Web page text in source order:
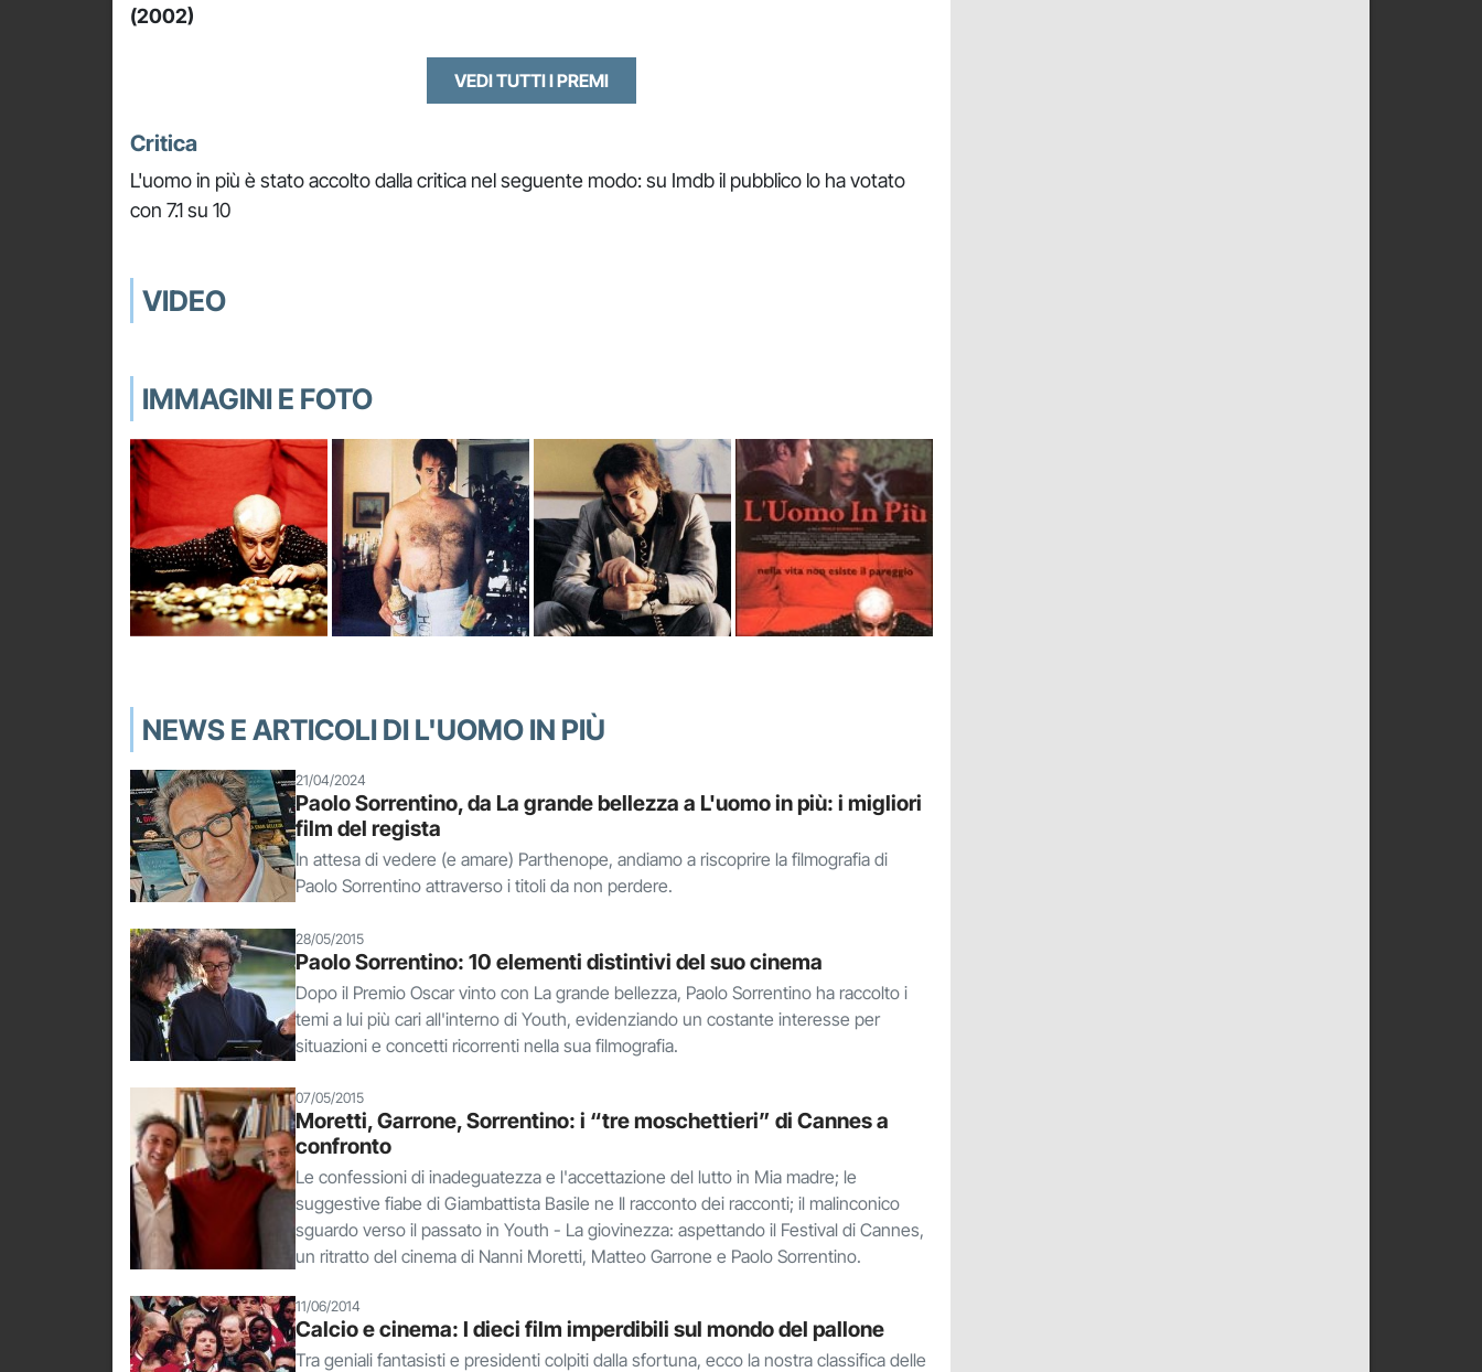
(2002)
VEDI TUTTI I PREMI
Critica
L'uomo in più è stato accolto dalla critica nel seguente modo: su Imdb il pubblico lo ha votato
con 7.1 su 10
VIDEO
IMMAGINI E FOTO
NEWS E ARTICOLI DI L'UOMO IN PIÙ
21/04/2024
Paolo Sorrentino, da La grande bellezza a L'uomo in più: i migliori
film del regista
In attesa di vedere (e amare) Parthenope, andiamo a riscoprire la filmografia di
Paolo Sorrentino attraverso i titoli da non perdere.
28/05/2015
Paolo Sorrentino: 10 elementi distintivi del suo cinema
Dopo il Premio Oscar vinto con La grande bellezza, Paolo Sorrentino ha raccolto i
temi a lui più cari all'interno di Youth, evidenziando un costante interesse per
situazioni e concetti ricorrenti nella sua filmografia.
07/05/2015
Moretti, Garrone, Sorrentino: i “tre moschettieri” di Cannes a
confronto
Le confessioni di inadeguatezza e l'accettazione del lutto in Mia madre; le
suggestive fiabe di Giambattista Basile ne Il racconto dei racconti; il malinconico
sguardo verso il passato in Youth - La giovinezza: aspettando il Festival di Cannes,
un ritratto del cinema di Nanni Moretti, Matteo Garrone e Paolo Sorrentino.
11/06/2014
Calcio e cinema: I dieci film imperdibili sul mondo del pallone
Tra geniali fantasisti e presidenti colpiti dalla sfortuna, ecco la nostra classifica delle